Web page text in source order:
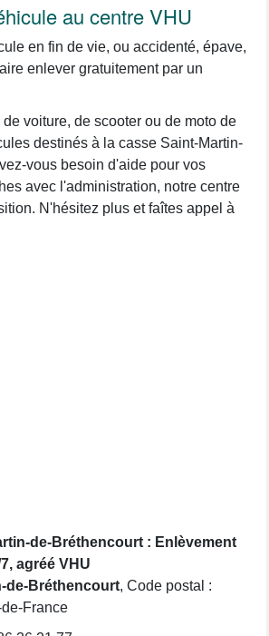
au centre VHU
en fin de vie, ou accidenté, épave,
enlever gratuitement par un
voiture, de scooter ou de moto de
destinés à la casse Saint-Martin-
vous besoin d'aide pour vos
avec l'administration, notre centre
N'hésitez plus et faîtes appel à
de-Bréthencourt : Enlèvement
agréé VHU
de-Bréthencourt, Code postal :
France